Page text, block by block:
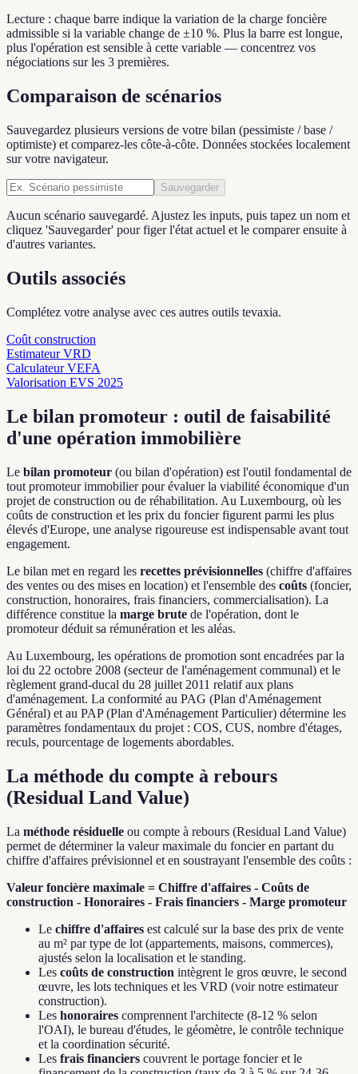
Lecture : chaque barre indique la variation de la charge foncière
admissible si la variable change de ±10 %. Plus la barre est longue,
plus l'opération est sensible à cette variable — concentrez vos
négociations sur les 3 premières.
Comparaison de scénarios
Sauvegardez plusieurs versions de votre bilan (pessimiste / base /
optimiste) et comparez-les côte-à-côte. Données stockées localement
sur votre navigateur.
Sauvegarder
Aucun scénario sauvegardé. Ajustez les inputs, puis tapez un nom et
cliquez 'Sauvegarder' pour figer l'état actuel et le comparer ensuite à
d'autres variantes.
Outils associés
Complétez votre analyse avec ces autres outils tevaxia.
Coût construction
Estimateur VRD
Calculateur VEFA
Valorisation EVS 2025
Le bilan promoteur : outil de faisabilité
d'une opération immobilière
Le bilan promoteur (ou bilan d'opération) est l'outil fondamental de
tout promoteur immobilier pour évaluer la viabilité économique d'un
projet de construction ou de réhabilitation. Au Luxembourg, où les
coûts de construction et les prix du foncier figurent parmi les plus
élevés d'Europe, une analyse rigoureuse est indispensable avant tout
engagement.
Le bilan met en regard les recettes prévisionnelles (chiffre d'affaires
des ventes ou des mises en location) et l'ensemble des coûts (foncier,
construction, honoraires, frais financiers, commercialisation). La
différence constitue la marge brute de l'opération, dont le
promoteur déduit sa rémunération et les aléas.
Au Luxembourg, les opérations de promotion sont encadrées par la
loi du 22 octobre 2008 (secteur de l'aménagement communal) et le
règlement grand-ducal du 28 juillet 2011 relatif aux plans
d'aménagement. La conformité au PAG (Plan d'Aménagement
Général) et au PAP (Plan d'Aménagement Particulier) détermine les
paramètres fondamentaux du projet : COS, CUS, nombre d'étages,
reculs, pourcentage de logements abordables.
La méthode du compte à rebours
(Residual Land Value)
La méthode résiduelle ou compte à rebours (Residual Land Value)
permet de déterminer la valeur maximale du foncier en partant du
chiffre d'affaires prévisionnel et en soustrayant l'ensemble des coûts :
Valeur foncière maximale = Chiffre d'affaires - Coûts de
construction - Honoraires - Frais financiers - Marge promoteur
Le chiffre d'affaires est calculé sur la base des prix de vente
au m² par type de lot (appartements, maisons, commerces),
ajustés selon la localisation et le standing.
Les coûts de construction intègrent le gros œuvre, le second
œuvre, les lots techniques et les VRD (voir notre estimateur
construction).
Les honoraires comprennent l'architecte (8-12 % selon
l'OAI), le bureau d'études, le géomètre, le contrôle technique
et la coordination sécurité.
Les frais financiers couvrent le portage foncier et le